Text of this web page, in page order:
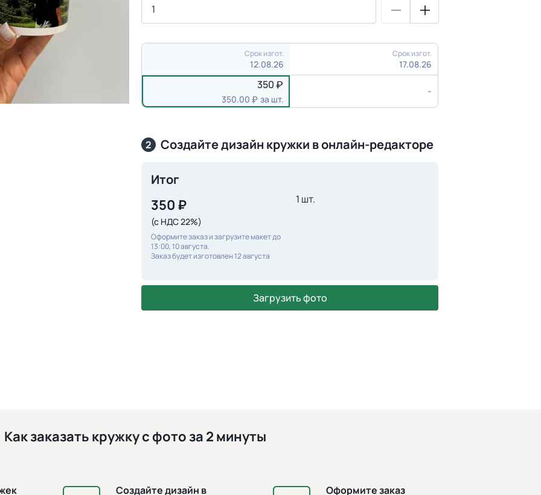
Срок изгот.
12.08.26
Срок изгот.
17.08.26
350
350.00 за шт.
-
2 Создайте дизайн кружки в онлайн-редакторе
Итог
350 ₽
(с НДС 22%)
Оформите заказ и загрузите макет до
13:00, 10 августа.
Заказ будет изготовлен 12 августа
1 шт.
Загрузить фото
Как заказать кружку с фото за 2 минуты
Создайте дизайн в Оформите заказ